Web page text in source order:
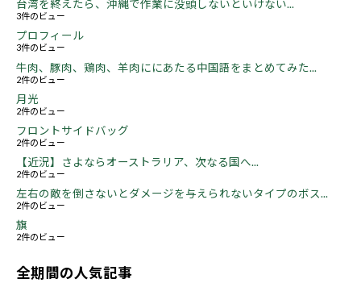
台湾を終えたら、沖縄で作業に没頭しないといけない...
3件のビュー
プロフィール
3件のビュー
牛肉、豚肉、鶏肉、羊肉ににあたる中国語をまとめてみた...
2件のビュー
月光
2件のビュー
フロントサイドバッグ
2件のビュー
【近況】さよならオーストラリア、次なる国へ...
2件のビュー
左右の敵を倒さないとダメージを与えられないタイプのボス...
2件のビュー
旗
2件のビュー
全期間の人気記事